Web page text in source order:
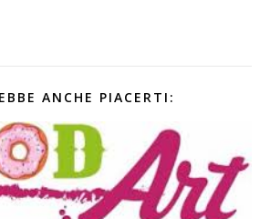
ANCHE PIACERTI: